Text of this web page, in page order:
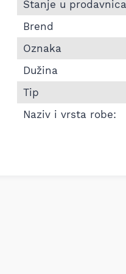
Stanje u
Brend
Oznaka
Dužina
Tip
Naziv i vrsta robe: